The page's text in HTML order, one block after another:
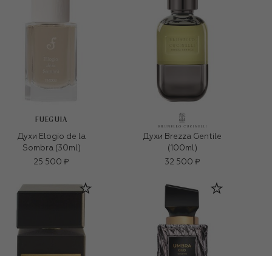
FUEGUIA
Духи Elogio de la
Sombra (30ml)
25 500 ₽
Духи Brezza Gentile
(100ml)
32 500 ₽